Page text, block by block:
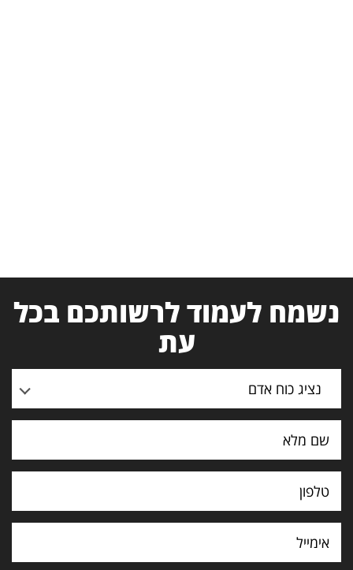
נשמח לעמוד לרשותכם בכל
עת
נציג כוח אדם